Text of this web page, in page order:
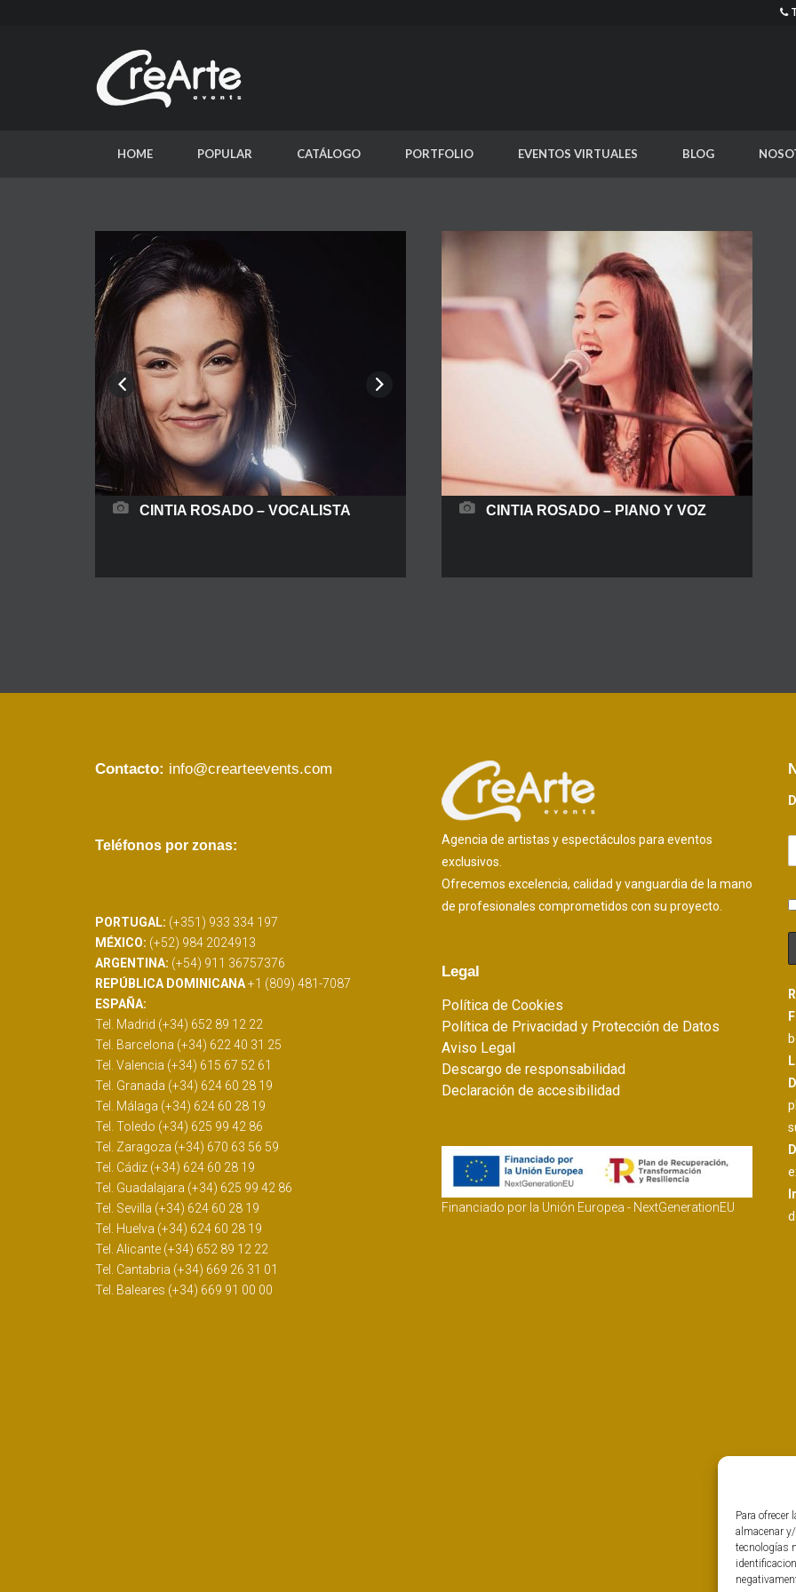
Para
almacenar
tecnologías
HOME POPULAR CATÁLOGO PORTFOLIO EVENTOS VIRTUALES BLOG
CINTIA ROSADO – VOCALISTA
READ MORE
CINTIA ROSADO – PIANO Y VOZ
READ MORE
Contacto: info@crearteevents.com
Teléfonos por zonas:
PORTUGAL: (+351) 933 334 197
MÉXICO: (+52) 984 2024913
ARGENTINA: (+54) 911 36757376
REPÚBLICA DOMINICANA+1 (809) 481-7087
ESPAÑA:
Tel. Madrid (+34) 652 89 12 22
Tel. Barcelona (+34) 622 40 31 25
Tel. Valencia (+34) 615 67 52 61
Tel. Granada (+34) 624 60 28 19
Tel. Málaga (+34) 624 60 28 19
Tel. Toledo (+34) 625 99 42 86
Tel. Zaragoza (+34) 670 63 56 59
Tel. Cádiz (+34) 624 60 28 19
Tel. Guadalajara (+34) 625 99 42 86
Tel. Sevilla (+34) 624 60 28 19
Tel. Huelva (+34) 624 60 28 19
Tel. Alicante (+34) 652 89 12 22
Tel. Cantabria (+34) 669 26 31 01
Tel. Baleares (+34) 669 91 00 00
Agencia de artistas y espectáculos para eventos
exclusivos.
Ofrecemos excelencia, calidad y vanguardia de la mano
de profesionales comprometidos con su proyecto.
Legal
Política de Cookies
Política de Privacidad y Protección de Datos
Aviso Legal
Descargo de responsabilidad
Declaración de accesibilidad
Financiado por la Unión Europea - NextGenerationEU